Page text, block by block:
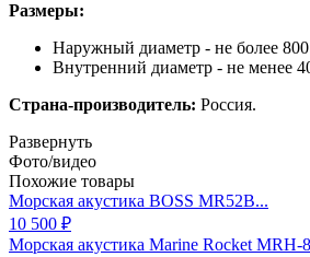
Размеры:
Наружный диаметр - не более
Внутренний диаметр - не менее
Страна-производитель: Россия.
Развернуть
Фото/видео
Похожие товары
Морская акустика BOSS MR52B...
10 500 ₽
Морская акустика Marine Rocket MRH-